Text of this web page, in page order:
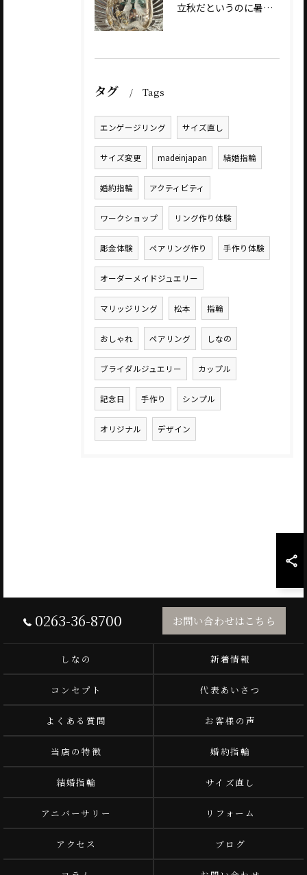
立秋だというのに暑いですね
タグ Tags
エンゲージリング サイズ直し
サイズ変更 madeinjapan 結婚指輪
婚約指輪 アクティビティ
ワークショップ リング作り体験
彫金体験 ペアリング作り 手作り体験
オーダーメイドジュエリー
マリッジリング 松本 指輪
おしゃれ ペアリング しなの
ブライダルジュエリー カップル
記念日 手作り シンプル
オリジナル デザイン
0263-36-8700 お問い合わせはこちら
しなの 新着情報
コンセプト 代表あいさつ
よくある質問 お客様の声
当店の特徴 婚約指輪
結婚指輪 サイズ直し
アニバーサリー リフォーム
アクセス ブログ